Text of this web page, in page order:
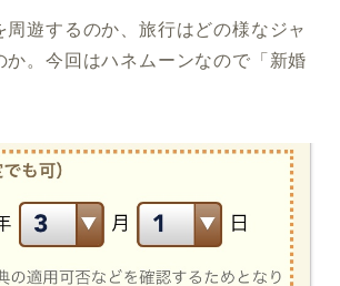
周遊するのか、旅行はどの様なジャ
か。今回はハネムーンなので「新婚